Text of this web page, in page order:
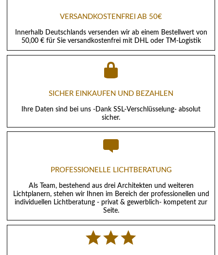
VERSANDKOSTENFREI AB 50€
Innerhalb Deutschlands versenden wir ab einem Bestellwert von
50,00 € für Sie versandkostenfrei mit DHL oder TM-Logistik
SICHER EINKAUFEN UND BEZAHLEN
Ihre Daten sind bei uns -Dank SSL-Verschlüsselung- absolut
sicher.
PROFESSIONELLE LICHTBERATUNG
Als Team, bestehend aus drei Architekten und weiteren
Lichtplanern, stehen wir Ihnen im Bereich der professionellen und
individuellen Lichtberatung - privat & gewerblich- kompetent zur
Seite.